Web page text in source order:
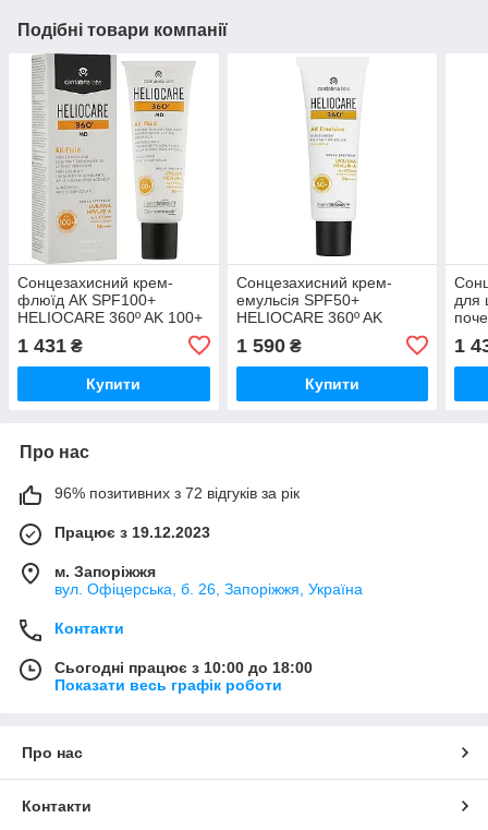
Подібні товари компанії
Сонцезахисний крем-
флюїд АК SPF100+
HELIOCARE 360º AK 100+
1 431 ₴
Купити
Сонцезахисний крем-
емульсія SPF50+
HELIOCARE 360º AK
Emulsion CANTABRIA, 50
мл
1 590₴
Купити
для
1
Про нас
96% позитивних з 72 відгуків за рік
Працює з 19.12.2023
м. Запоріжжя
вул. Офіцерська, б. 26, Запоріжжя, Україна
Контакти
Сьогодні працює з 10:00 до 18:00
Показати весь графік роботи
Про нас
Контакти